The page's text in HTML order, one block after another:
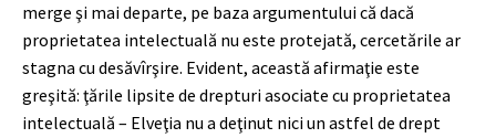
merge şi mai departe, pe baza argumentului că dacă
proprietatea intelectuală nu este protejată, cercetările ar
stagna cu desăvîrşire. Evident, această afirmaţie este
greşită: ţările lipsite de drepturi asociate cu proprietatea
intelectuală – Elveţia nu a deţinut nici un astfel de drept